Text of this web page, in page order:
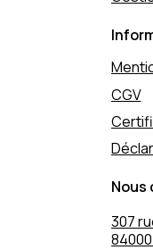
CGV
Nous
307